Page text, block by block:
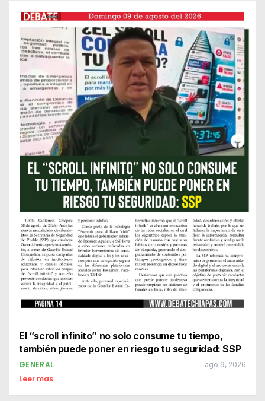
El “scroll infinito” no solo consume tu tiempo,
también puede poner en riesgo tu seguridad: SSP
GENERAL ago 9, 2026
Leer mas